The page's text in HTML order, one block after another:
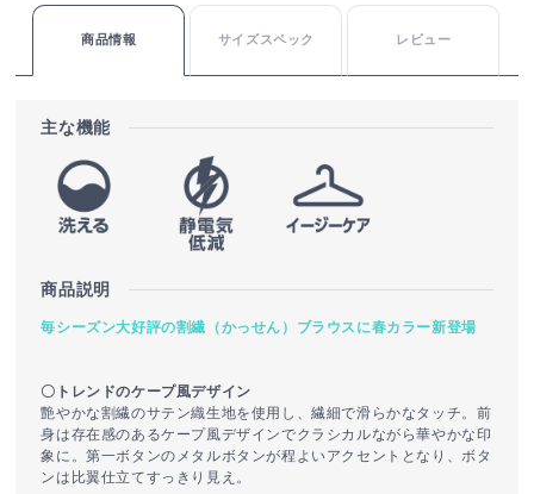
商品情報 サイズスペック レビュー
主な機能
商品説明
毎シーズン大好評の割繊（かっせん）ブラウスに春カラー新登場
〇トレンドのケープ風デザイン
艶やかな割繊のサテン織生地を使用し、繊細で滑らかなタッチ。前
身は存在感のあるケープ風デザインでクラシカルながら華やかな印
象に。第一ボタンのメタルボタンが程よいアクセントとなり、ボタ
ンは比翼仕立てすっきり見え。